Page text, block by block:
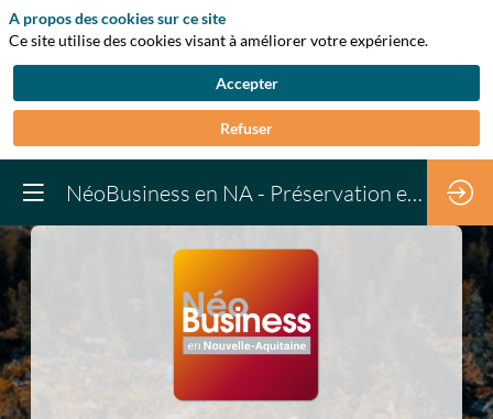
A propos des cookies sur ce site
Ce site utilise des cookies visant à améliorer votre expérience.
Accepter
Refuser